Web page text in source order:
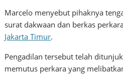
Marcelo menyebut pihaknya
surat dakwaan dan berkas
Jakarta Timur.
Pengadilan tersebut telah
memutus perkara yang